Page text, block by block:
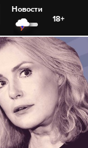
Новости
18+